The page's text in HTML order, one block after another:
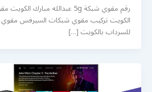
الكويت تركيب مقوي شبكات السيرفس
للسرداب بالكويت […]